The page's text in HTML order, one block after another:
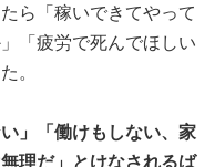
ら「稼いできてやって
「疲労で死んでほしい
。
」「働けもしない、家
理だ」とけなされるば